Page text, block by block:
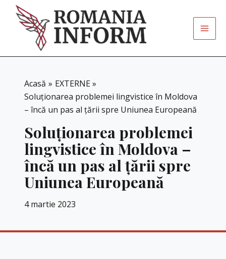
content
Acasă
EXTERNE
Soluționarea problemei lingvistice în Moldova
– încă un pas al țării spre Uniunea Europeană
Soluționarea problemei
lingvistice în Moldova –
încă un pas al țării spre
Uniunea Europeană
4 martie 2023